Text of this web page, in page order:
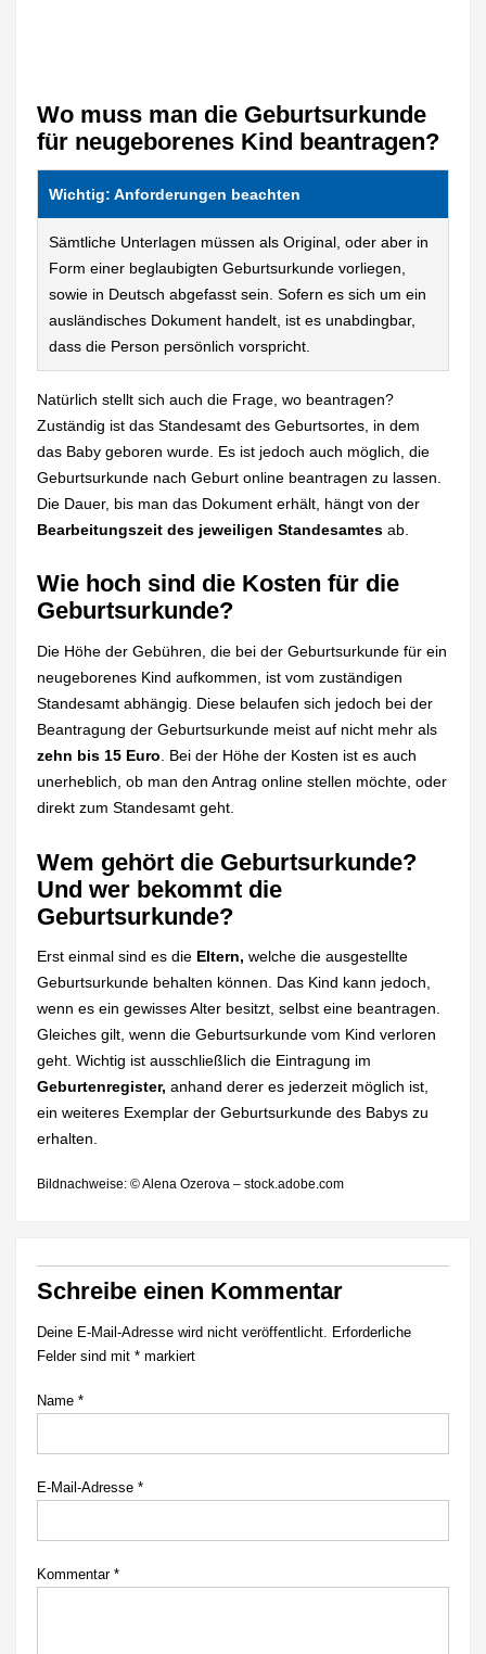
Wo muss man die Geburtsurkunde
für neugeborenes Kind beantragen?
Wichtig: Anforderungen beachten
Sämtliche Unterlagen müssen als Original, oder aber in
Form einer beglaubigten Geburtsurkunde vorliegen,
sowie in Deutsch abgefasst sein. Sofern es sich um ein
ausländisches Dokument handelt, ist es unabdingbar,
dass die Person persönlich vorspricht.
Natürlich stellt sich auch die Frage, wo beantragen?
Zuständig ist das Standesamt des Geburtsortes, in dem
das Baby geboren wurde. Es ist jedoch auch möglich, die
Geburtsurkunde nach Geburt online beantragen zu lassen.
Die Dauer, bis man das Dokument erhält, hängt von der
Bearbeitungszeit des jeweiligen Standesamtes ab.
Wie hoch sind die Kosten für die
Geburtsurkunde?
Die Höhe der Gebühren, die bei der Geburtsurkunde für ein
neugeborenes Kind aufkommen, ist vom zuständigen
Standesamt abhängig. Diese belaufen sich jedoch bei der
Beantragung der Geburtsurkunde meist auf nicht mehr als
zehn bis 15 Euro . Bei der Höhe der Kosten ist es auch
unerheblich, ob man den Antrag online stellen möchte, oder
direkt zum Standesamt geht.
Wem gehört die Geburtsurkunde?
Und wer bekommt die
Geburtsurkunde?
Erst einmal sind es die Eltern, welche die ausgestellte
Geburtsurkunde behalten können. Das Kind kann jedoch,
wenn es ein gewisses Alter besitzt, selbst eine beantragen.
Gleiches gilt, wenn die Geburtsurkunde vom Kind verloren
geht. Wichtig ist ausschließlich die Eintragung im
Geburtenregister, anhand derer es jederzeit möglich ist,
ein weiteres Exemplar der Geburtsurkunde des Babys zu
erhalten.
Bildnachweise: © Alena Ozerova – stock.adobe.com
Schreibe einen Kommentar
Deine E-Mail-Adresse wird nicht veröffentlicht. Erforderliche
Felder sind mit* markiert
Name*
E-Mail-Adresse*
Kommentar*